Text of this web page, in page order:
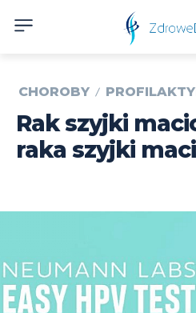
CHOROBY
Rak szyjki
raka szyjki